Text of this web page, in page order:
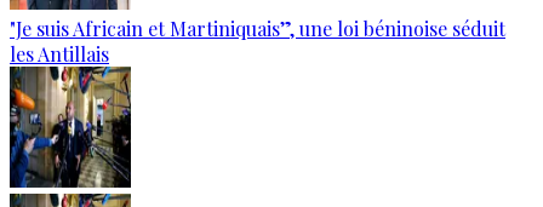
"Je suis Africain et Martiniquais”, une loi béninoise séduit
les Antillais